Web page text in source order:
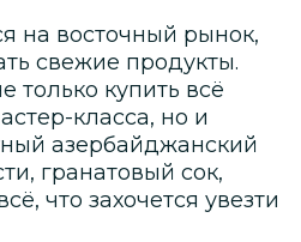
на восточный рынок,
свежие продукты.
только купить всё
класса, но и
азербайджанский
гранатовый сок,
что захочется увезти